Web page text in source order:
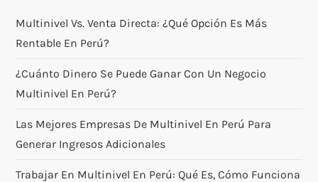
Multinivel Vs. Venta Directa: ¿qué Opción Es Más
Rentable En Perú?
¿Cuánto Dinero Se Puede Ganar Con Un Negocio
Multinivel En Perú?
Las Mejores Empresas De Multinivel En Perú Para
Generar Ingresos Adicionales
Trabajar En Multinivel En Perú: Qué Es, Cómo Funciona